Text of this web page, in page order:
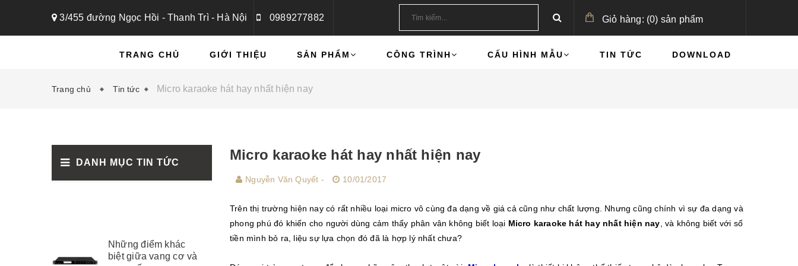
3/455 đường Ngọc Hồi - Thanh Trì - Hà Nội 0989277882 Giỏ hàng: (0) sản phẩm
TRANG CHỦ GIỚI THIỆU SẢN PHẨM CÔNG TRÌNH CẤU HÌNH MẪU TIN TỨC DOWNLOAD
Trang chủ Tin tức Micro karaoke hát hay nhất hiện nay
DANH MỤC TIN TỨC
Những điểm khác
biệt giữa vang cơ và
Micro karaoke hát hay nhất hiện nay
Nguyễn Văn Quyết - 10/01/2017
Trên thị trường hiện nay có rất nhiều loại micro vô cùng đa dạng về giá cả cũng như chất lượng. Nhưng cũng chính vì sự đa dạng và
phong phú đó khiến cho người dùng cảm thấy phân vân không biết loại Micro karaoke hát hay nhất hiện nay , và không biết với số
tiền mình bỏ ra, liệu sự lựa chọn đó đã là hợp lý nhất chưa?